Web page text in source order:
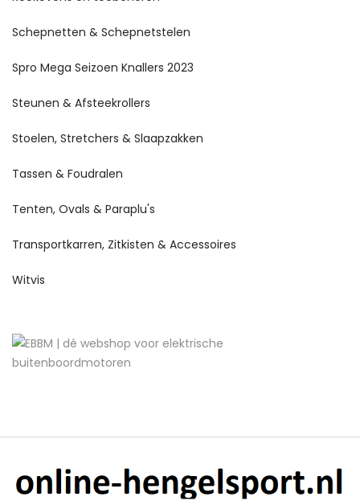
Schepnetten & Schepnetstelen
Spro Mega Seizoen Knallers 2023
Steunen & Afsteekrollers
Stoelen, Stretchers & Slaapzakken
Tassen & Foudralen
Tenten, Ovals & Paraplu's
Transportkarren, Zitkisten & Accessoires
Witvis